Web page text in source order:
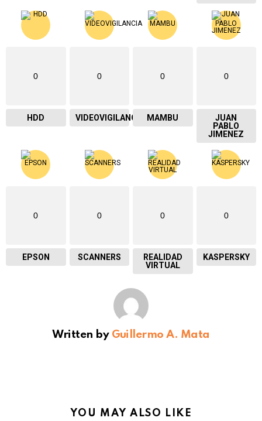
0
HDD
0
VIDEOVIGILANCIA
0
MAMBU
0
JUAN
PABLO
JIMENEZ
0
EPSON
0
SCANNERS
0
REALIDAD
VIRTUAL
0
KASPERSKY
Written by Guillermo A. Mata
YOU MAY ALSO LIKE